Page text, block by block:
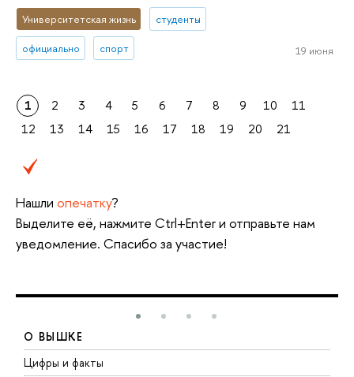
Университетская жизнь студенты
официально спорт 19 июня
1 2 3 4 5 6 7 8 9 10
11
12
13 14 15 16 17 18 19 20 21
Нашли опечатку?
Выделите её, нажмите Ctrl+Enter и отправьте нам
уведомление. Спасибо за участие!
О ВЫШКЕ
Цифры и факты